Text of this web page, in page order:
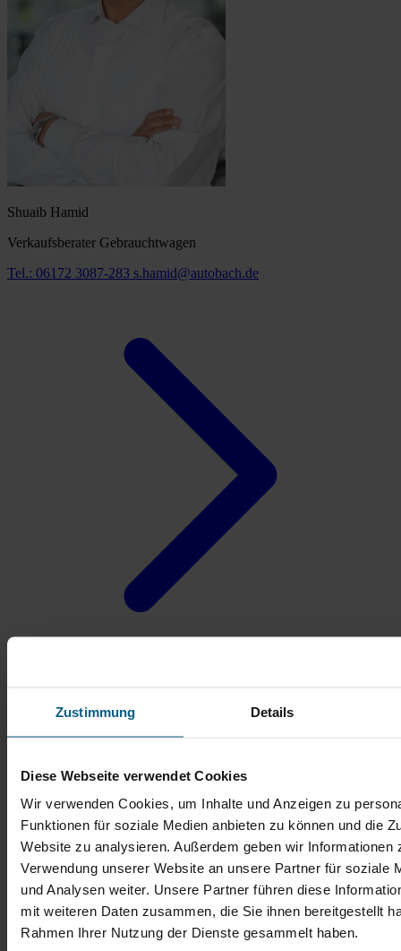
Zustimmung Details
Diese Webseite verwendet Cookies
Wir verwenden Cookies, um Inhalte und Anzeigen zu
Funktionen für soziale Medien anbieten zu können und die
Website zu analysieren. Außerdem geben wir Informationen
Verwendung unserer Website an unsere Partner für soziale
und Analysen weiter. Unsere Partner führen diese
mit weiteren Daten zusammen, die Sie ihnen bereitgestellt
Rahmen Ihrer Nutzung der Dienste gesammelt haben.
Shuaib Hamid
Verkaufsberater Gebrauchtwagen
Tel.: 06172 3087-283 s.hamid@autobach.de